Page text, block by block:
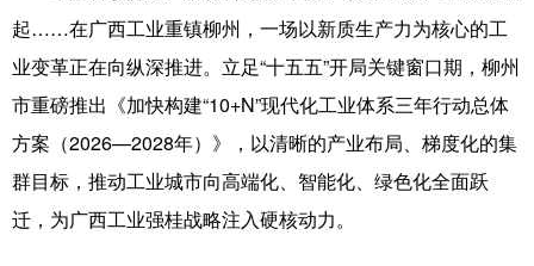
会展 彩票 娱乐 时尚
悦读 公益 书画 一带一路
亚太网 上市公司 文化产业
地方频道
起……在广西工业重镇柳州，一场以新质生产力为核心的工
业变革正在向纵深推进。立足“十五五”开局关键窗口期，柳州
市重磅推出《加快构建“10+N”现代化工业体系三年行动总体
方案（2026—2028年）》，以清晰的产业布局、梯度化的集
群目标，推动工业城市向高端化、智能化、绿色化全面跃
迁，为广西工业强桂战略注入硬核动力。